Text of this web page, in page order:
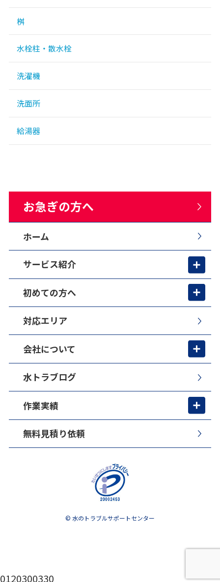
桝
水栓柱・散水栓
洗濯機
洗面所
給湯器
お急ぎの方へ
ホーム
サービス紹介
初めての方へ
対応エリア
会社について
水トラブログ
作業実績
無料見積り依頼
© 水のトラブルサポートセンター
0120300330